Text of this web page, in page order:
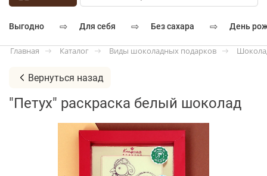
выгодно ⇨ для себя ⇨ без сахара ⇨ день
Главная Каталог Виды шоколадных подарков
Вернуться назад
"Петух" раскраска белый шоколад